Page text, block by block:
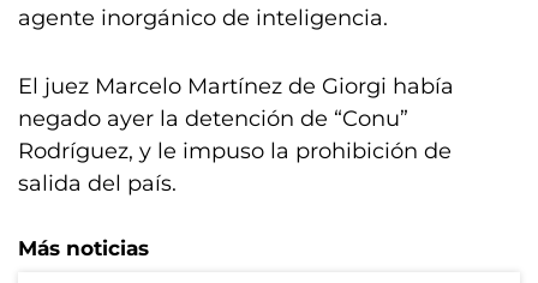
agente inorgánico de inteligencia.
El juez Marcelo Martínez de Giorgi había
negado ayer la detención de “Conu”
Rodríguez, y le impuso la prohibición de
salida del país.
Más noticias